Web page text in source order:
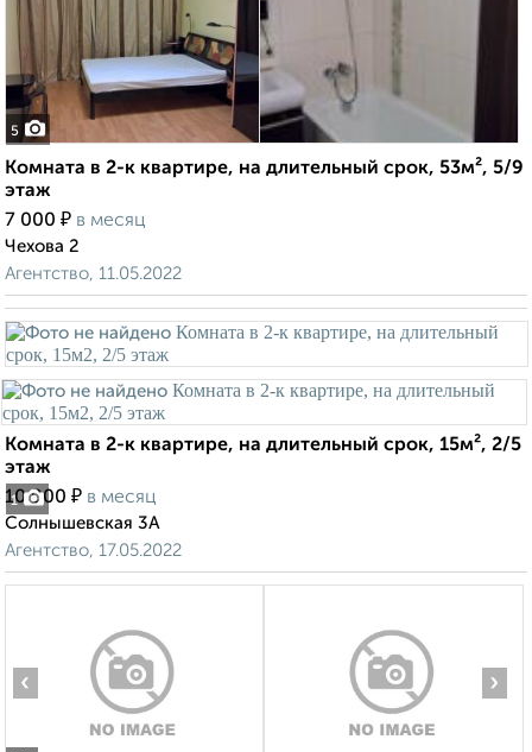
5
Комната в 2-к квартире, на длительный срок, 53м², 5/9
этаж
7 000 ₽ в месяц
Чехова 2
Агентство, 11.05.2022
1
Комната в 2-к квартире, на длительный срок, 15м², 2/5
этаж
10 000 ₽ в месяц
Солнышевская 3А
Агентство, 17.05.2022
‹ ›